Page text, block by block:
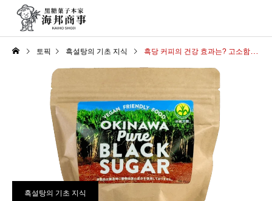
토픽 흑설탕의 기초 지식 흑당 커피의 건강 효과는? 고소함과 단맛의 밸런스를 즐기다
흑설탕의 기초 지식